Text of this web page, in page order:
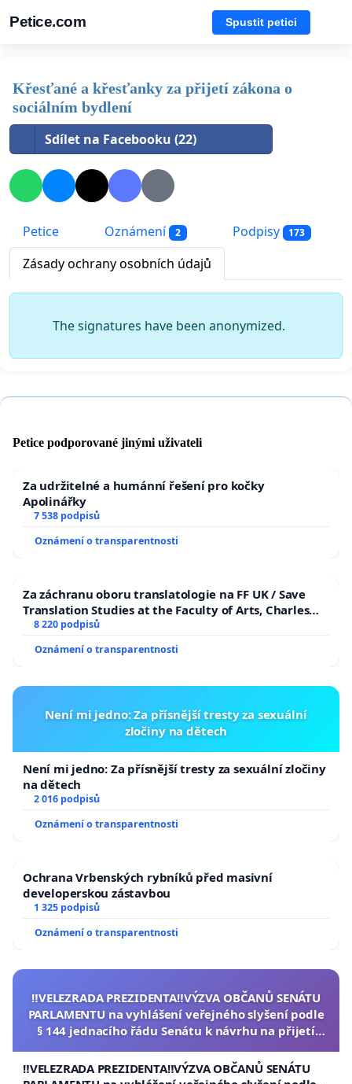
Petice.com Spustit petici
Křesťané a křesťanky za přijetí zákona o
sociálním bydlení
Sdílet na Facebooku (22)
Petice Oznámení 2 Podpisy 173
Zásady ochrany osobních údajů
The signatures have been anonymized.
Petice podporované jinými uživateli
Za udržitelné a humánní řešení pro kočky
Apolinářky
7 538 podpisů
Oznámení o transparentnosti
Za záchranu oboru translatologie na FF UK / Save
Translation Studies at the Faculty of Arts, Charles
University
8 220 podpisů
Oznámení o transparentnosti
Není mi jedno: Za přísnější tresty za sexuální
zločiny na dětech
Není mi jedno: Za přísnější tresty za sexuální zločiny
na dětech
2 016 podpisů
Oznámení o transparentnosti
Ochrana Vrbenských rybníků před masivní
developerskou zástavbou
1 325 podpisů
Oznámení o transparentnosti
‼️VELEZRADA PREZIDENTA‼️VÝZVA OBČANŮ SENÁTU
PARLAMENTU na vyhlášení veřejného slyšení podle
§ 144 jednacího řádu Senátu k návrhu na přijetí
republiky
‼️VELEZRADA PREZIDENTA‼️VÝZVA OBČANŮ SENÁTU